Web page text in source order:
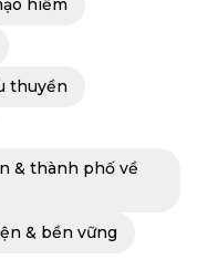
hiểm
thuyền
& thành phố về
& bền vững